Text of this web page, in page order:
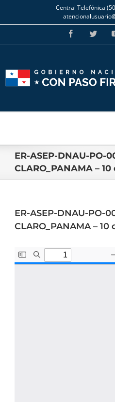
to
Central Telefónica
Facebook
ER-ASEP-DNAU-PO-
CLARO_PANAMA –
ER-ASEP-DNAU-PO-
CLARO_PANAMA –